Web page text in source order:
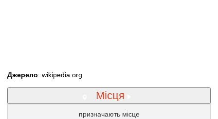
Джерело: wikipedia.org
Місця
призначають місце